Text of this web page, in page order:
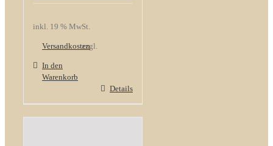
inkl. 19 % MwSt.
zzgl.
Versandkosten
In den
Warenkorb
Details